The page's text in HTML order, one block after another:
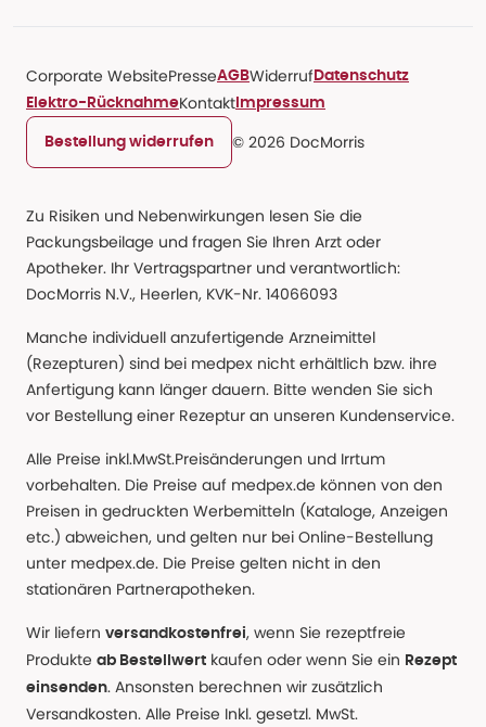
Corporate WebsitePresseAGBWiderruf Datenschutz
Elektro-RücknahmeKontakt Impressum
Bestellung widerrufen © 2026 DocMorris
Zu Risiken und Nebenwirkungen lesen Sie die
Packungsbeilage und fragen Sie Ihren Arzt oder
Apotheker. Ihr Vertragspartner und verantwortlich:
DocMorris N.V., Heerlen, KVK-Nr. 14066093
Manche individuell anzufertigende Arzneimittel
(Rezepturen) sind bei medpex nicht erhältlich bzw. ihre
Anfertigung kann länger dauern. Bitte wenden Sie sich
vor Bestellung einer Rezeptur an unseren Kundenservice.
Alle Preise inkl.MwSt.Preisänderungen und Irrtum
vorbehalten. Die Preise auf medpex.de können von den
Preisen in gedruckten Werbemitteln (Kataloge, Anzeigen
etc.) abweichen, und gelten nur bei Online-Bestellung
unter medpex.de. Die Preise gelten nicht in den
stationären Partnerapotheken.
Wir liefern versandkostenfrei, wenn Sie rezeptfreie
Produkte ab Bestellwert kaufen oder wenn Sie ein Rezept
einsenden. Ansonsten berechnen wir zusätzlich
Versandkosten. Alle Preise Inkl. gesetzl. MwSt.